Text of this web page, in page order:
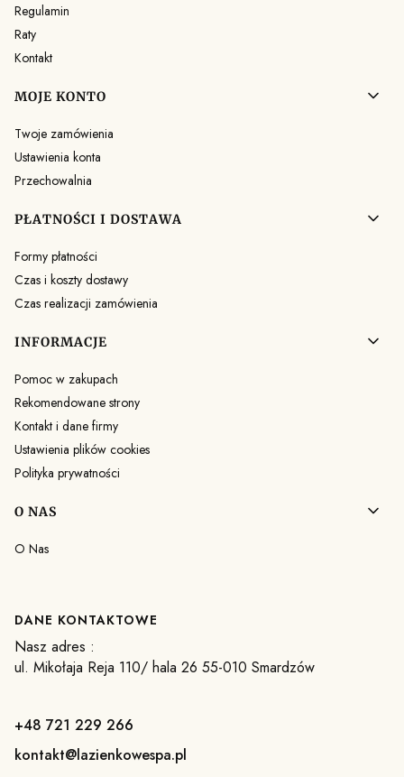
Regulamin
Raty
Kontakt
MOJE KONTO
Twoje zamówienia
Ustawienia konta
Przechowalnia
PŁATNOŚCI I DOSTAWA
Formy płatności
Czas i koszty dostawy
Czas realizacji zamówienia
INFORMACJE
Pomoc w zakupach
Rekomendowane strony
Kontakt i dane firmy
Ustawienia plików cookies
Polityka prywatności
O NAS
O Nas
DANE KONTAKTOWE
Nasz adres :
ul. Mikołaja Reja 110/ hala 26 55-010 Smardzów
+48 721 229 266
kontakt@lazienkowespa.pl